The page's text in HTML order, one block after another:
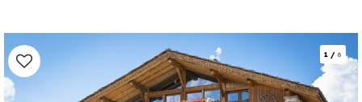
1 / 6